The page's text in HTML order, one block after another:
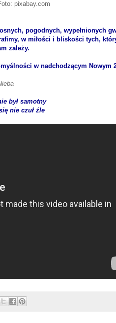
pixabay.com
pogodnych, wypełnionych
w miłości i bliskości tych,
zależy.
w nadchodzącym Nowym
był samotny
nie czuł źle